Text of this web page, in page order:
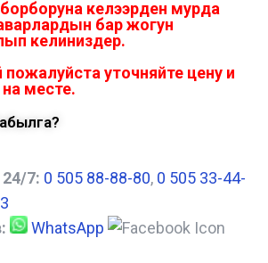
келээрден мурда
бар жогун
келиниздер.
уточняйте цену и
месте.
7: 0 505 88-88-80, 0 505 33-44-
WhatsApp